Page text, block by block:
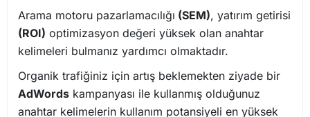
Arama motoru pazarlamacılığı (SEM), yatırım getirisi
(ROI) optimizasyon değeri yüksek olan anahtar
kelimeleri bulmanız yardımcı olmaktadır.
Organik trafiğiniz için artış beklemekten ziyade bir
AdWords kampanyası ile kullanmış olduğunuz
anahtar kelimelerin kullanım potansiyeli en yüksek